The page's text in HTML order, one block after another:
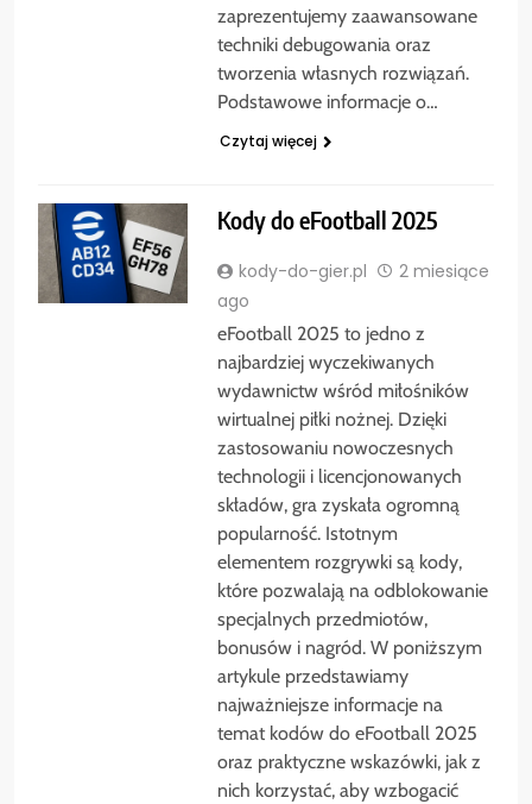
zaprezentujemy zaawansowane
techniki debugowania oraz
tworzenia własnych rozwiązań.
Podstawowe informacje o…
Czytaj więcej
Kody do eFootball 2025
kody-do-gier.pl
2 miesiące
ago
eFootball 2025 to jedno z
najbardziej wyczekiwanych
wydawnictw wśród miłośników
wirtualnej piłki nożnej. Dzięki
zastosowaniu nowoczesnych
technologii i licencjonowanych
składów, gra zyskała ogromną
popularność. Istotnym
elementem rozgrywki są kody,
które pozwalają na odblokowanie
specjalnych przedmiotów,
bonusów i nagród. W poniższym
artykule przedstawiamy
najważniejsze informacje na
temat kodów do eFootball 2025
oraz praktyczne wskazówki, jak z
nich korzystać, aby wzbogacić